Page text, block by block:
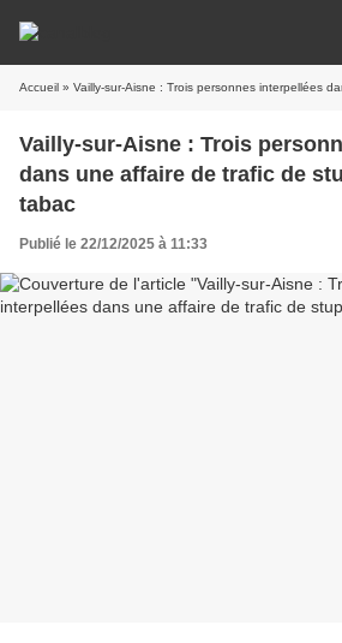
Accueil » Vailly-sur-Aisne : Trois personnes interpellées dans une
Vailly-sur-Aisne : Trois
dans une affaire de trafic de
tabac
Publié le 22/12/2025 à 11:33